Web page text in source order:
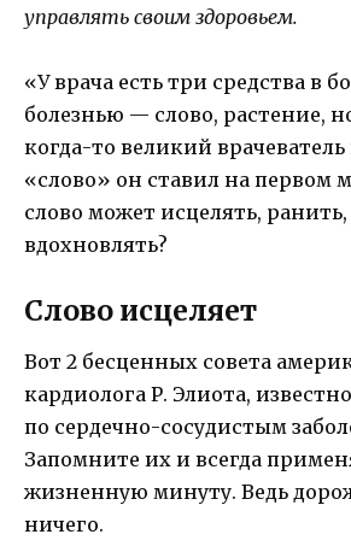
управлять своим здоровьем.
«У врача есть три средства в
болезнью — слово, растение,
когда-то великий
«слово» он ставил на первом
слово может исцелять,
вдохновлять?
Слово исцеляет
Вот 2 бесценных совета
кардиолога Р. Элиота,
по сердечно-сосудистым
Запомните их и всегда
жизненную минуту. Ведь
ничего.